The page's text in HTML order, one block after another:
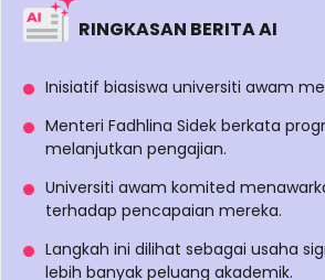
RINGKASAN BERITA AI
Inisiatif biasiswa universiti awam
Menteri Fadhlina Sidek berkata
melanjutkan pengajian.
Universiti awam komited
terhadap pencapaian mereka.
Langkah ini dilihat sebagai usaha
lebih banyak peluang akademik.